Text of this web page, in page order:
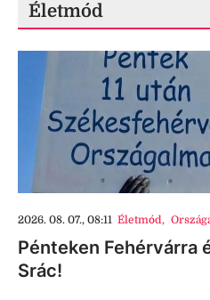
Életmód
2026. 08. 07., 08:11 Életmód,
Pénteken Fehérvárra
Srác!